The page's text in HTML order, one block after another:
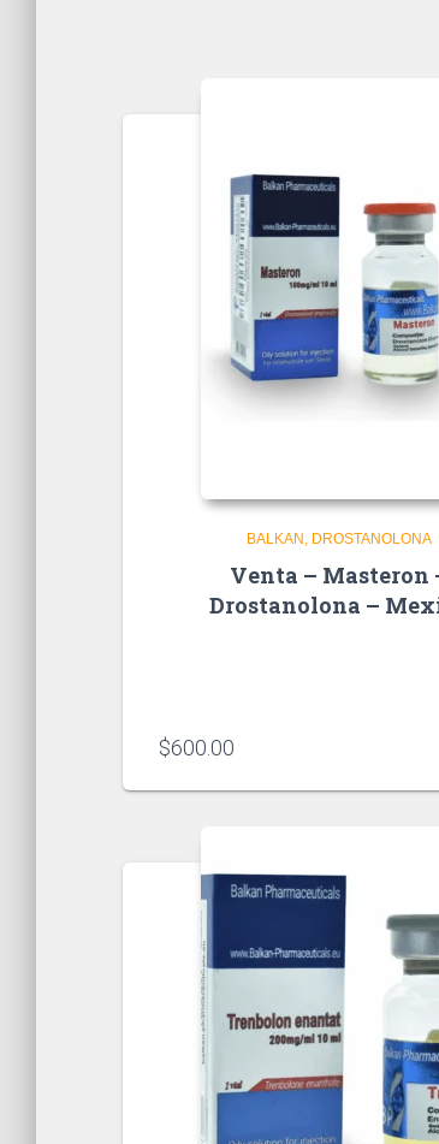
BALKAN DROSTANOLONA
Venta – Masteron
Drostanolona –
$600.00